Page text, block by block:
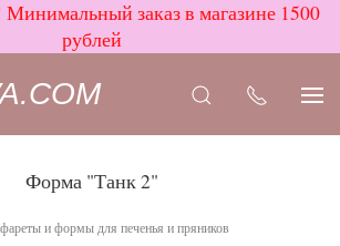
Минимальный заказ в магазине 1500
рублей
Форма "Танк 2"
и формы для печенья и пряников